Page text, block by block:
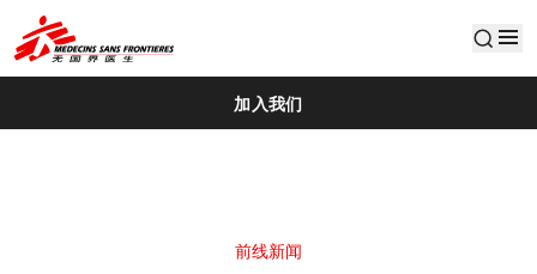
default
加入我们
前线新闻